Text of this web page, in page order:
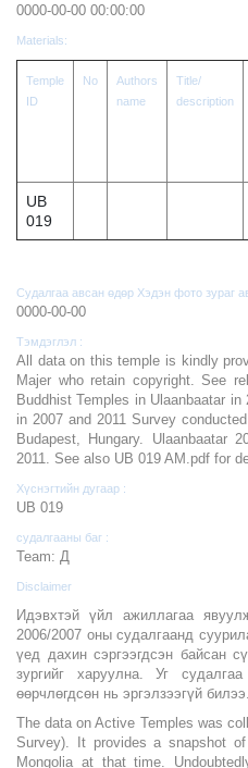
0000-00-00 00:00:00
Materials:
Temple
ID
No
Authors
name
Title/
description
UB
019
Судалгаа авсан өдөр Хэдэн фото зураг
0000-00-00
Тэмдэглэл :
All data on this temple is kindly
Majer who retain copyright. See
Buddhist Temples in Ulaanbaatar
in 2007 and 2011 Survey
Budapest, Hungary. Ulaanbaatar
2011. See also UB 019 AM.pdf for
Хүснэгтийн дугаар :
UB 019
судалгааны баг :
Team: Д
Disclaimer
Идэвхтэй үйл ажиллагаа
2006/2007 оны судалгаанд
үед дахин сэргээгдсэн байсан
зургийг харуулна. Уг
өөрчлөгдсөн нь эргэлзээгүй билээ.
The data on Active Temples was
Survey). It provides a snapshot
Mongolia at that time.